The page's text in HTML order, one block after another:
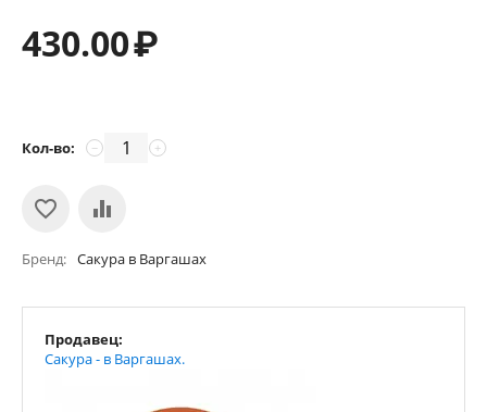
430.00₽
Кол-во: +
−
Бренд Сакура в Варгашах
Продавец:
Сакура - в Варгашах.